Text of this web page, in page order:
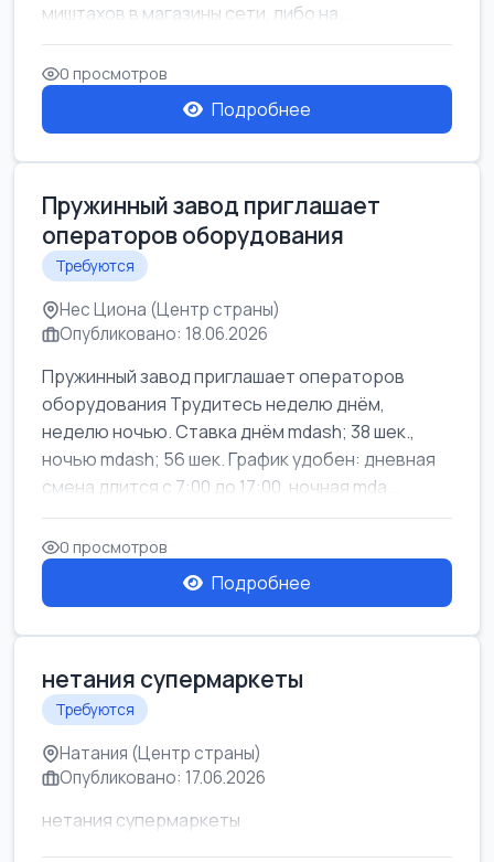
миштахов в магазины сети, либо на...
0 просмотров
Подробнее
Пружинный завод приглашает
операторов оборудования
Требуются
Нес Циона (Центр страны)
Опубликовано: 18.06.2026
Пружинный завод приглашает операторов
оборудования Трудитесь неделю днём,
неделю ночью. Ставка днём mdash; 38 шек.,
ночью mdash; 56 шек. График удобен: дневная
смена длится с 7:00 до 17:00, ночная mda...
0 просмотров
Подробнее
нетания супермаркеты
Требуются
Натания (Центр страны)
Опубликовано: 17.06.2026
нетания супермаркеты